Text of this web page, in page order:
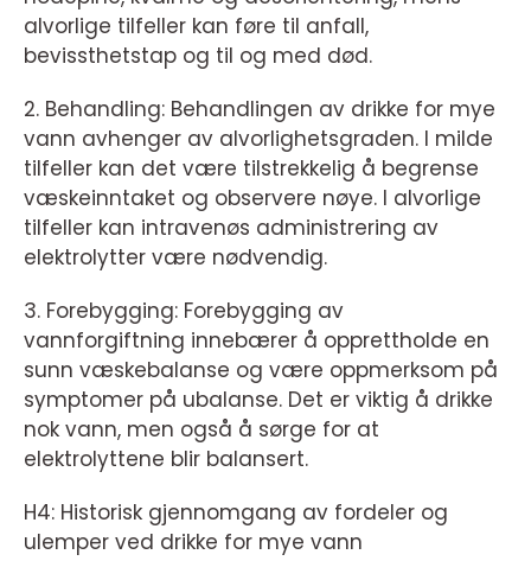
alvorlige tilfeller kan føre til anfall,
bevissthetstap og til og med død.
2. Behandling: Behandlingen av drikke for mye
vann avhenger av alvorlighetsgraden. I milde
tilfeller kan det være tilstrekkelig å begrense
væskeinntaket og observere nøye. I alvorlige
tilfeller kan intravenøs administrering av
elektrolytter være nødvendig.
3. Forebygging: Forebygging av
vannforgiftning innebærer å opprettholde en
sunn væskebalanse og være oppmerksom på
symptomer på ubalanse. Det er viktig å drikke
nok vann, men også å sørge for at
elektrolyttene blir balansert.
H4: Historisk gjennomgang av fordeler og
ulemper ved drikke for mye vann